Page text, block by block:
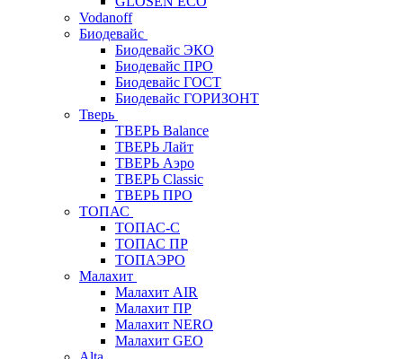
Vodanoff
Биодевайс
Биодевайс ЭКО
Биодевайс ПРО
Биодевайс ГОСТ
Биодевайс ГОРИЗОНТ
Тверь
ТВЕРЬ Balance
ТВЕРЬ Лайт
ТВЕРЬ Аэро
ТВЕРЬ Classic
ТВЕРЬ ПРО
ТОПАС
ТОПАС-С
ТОПАС ПР
ТОПАЭРО
Малахит
Малахит AIR
Малахит ПР
Малахит NERO
Малахит GEO